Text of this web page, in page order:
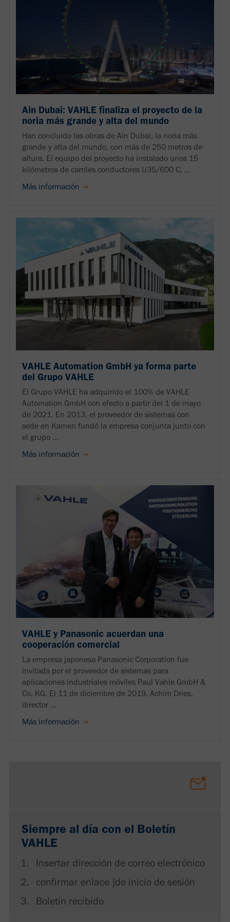
Ain Dubai: VAHLE finaliza el proyecto de la
noria más grande y alta del mundo
Han concluido las obras de Ain Dubai, la noria más
grande y alta del mundo, con más de 250 metros de
altura. El equipo del proyecto ha instalado unos 15
kilómetros de carriles conductores U35/600 C, ...
Más información
VAHLE Automation GmbH ya forma parte
del Grupo VAHLE
El Grupo VAHLE ha adquirido el 100% de VAHLE
Automation GmbH con efecto a partir del 1 de mayo
de 2021. En 2013, el proveedor de sistemas con
sede en Kamen fundó la empresa conjunta junto con
el grupo ...
Más información
VAHLE y Panasonic acuerdan una
cooperación comercial
La empresa japonesa Panasonic Corporation fue
invitada por el proveedor de sistemas para
aplicaciones industriales móviles Paul Vahle GmbH &
Co. KG. El 11 de diciembre de 2019, Achim Dries,
director ...
Más información
Siempre al día con el Boletín
VAHLE
Insertar dirección de correo electrónico
confirmar enlace ]de inicio de sesión
Boletín recibido